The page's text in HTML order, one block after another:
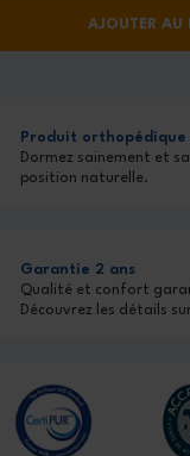
AJOUTER AU
Produit orthopédique
Dormez sainement et
position naturelle.
Garantie 2 ans
Qualité et confort
Découvrez les détails